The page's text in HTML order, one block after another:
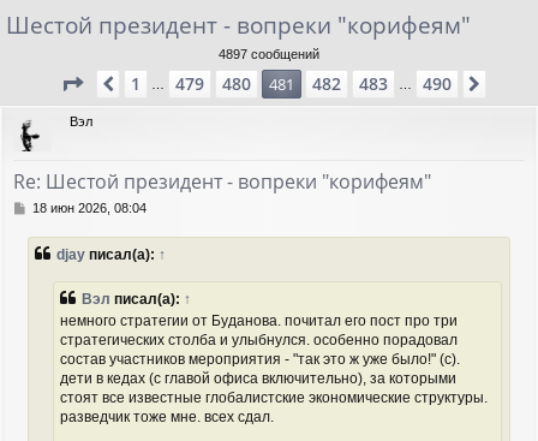
ы
Шестой президент - вопреки "корифеям"
4897 сообщений
Страница 481из490
Пред.
1 479 480 481 482 483 490
Вэл
Re: Шестой президент - вопреки "корифеям"
С
о
18 июн 2026, 08:04
djay писал(а): ↑
Вэл писал(а): ↑
немного стратегии от Буданова. почитал его пост про три
стратегических столба и улыбнулся. особенно порадовал
состав участников мероприятия - "так это ж уже было!" (с).
дети в кедах (с главой офиса включительно), за которыми
стоят все известные глобалистские экономические структуры.
разведчик тоже мне. всех сдал.